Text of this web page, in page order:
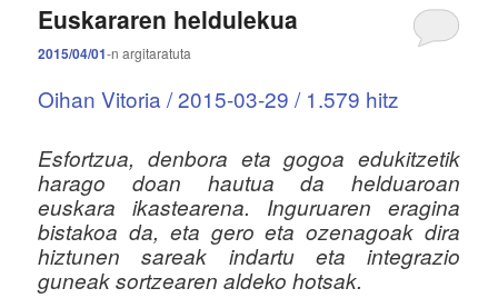
Euskararen heldulekua
2015/04/01-nargitaratuta
Oihan Vitoria / 2015-03-29 / 1.579 hitz
Esfortzua, denbora eta gogoa edukitzetik
harago doan hautua da helduaroan
euskara ikastearena. Inguruaren eragina
bistakoa da, eta gero eta ozenagoak dira
hiztunen sareak indartu eta integrazio
guneak sortzearen aldeko hotsak.